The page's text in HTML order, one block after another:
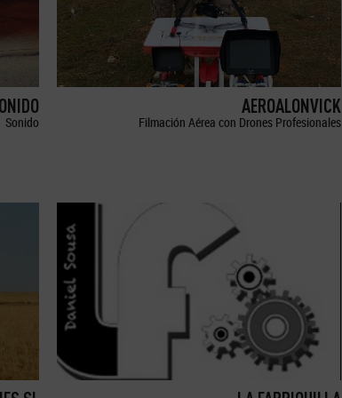
Sonido
AEROALONVICK
Filmación Aérea con Drones Profesionales